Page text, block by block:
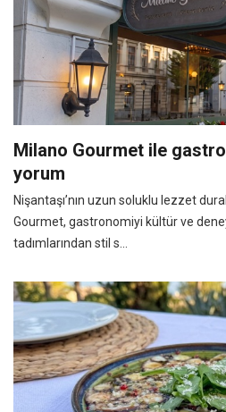
Milano Gourmet ile
yorum
Nişantaşı’nın uzun soluklu lezzet
Gourmet, gastronomiyi kültür ve
tadımlarından stil s...